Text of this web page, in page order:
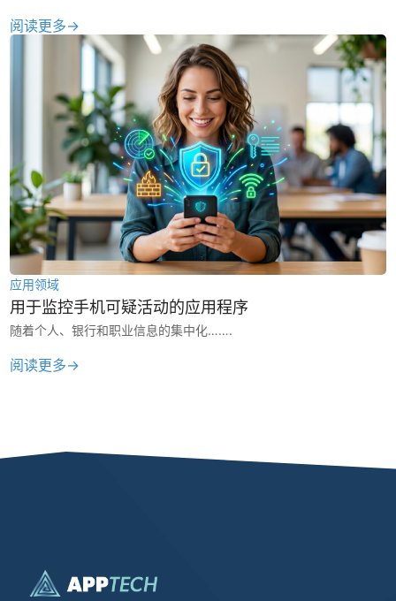
阅读更多→
应用领域
用于监控手机可疑活动的应用程序
随着个人、银行和职业信息的集中化…….
阅读更多→